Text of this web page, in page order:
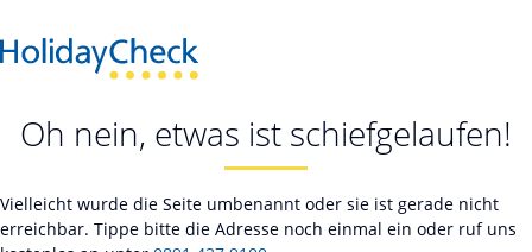
Oh nein, etwas ist schiefgelaufen!
Vielleicht wurde die Seite umbenannt oder sie ist gerade nicht
erreichbar. Tippe bitte die Adresse noch einmal ein oder ruf uns